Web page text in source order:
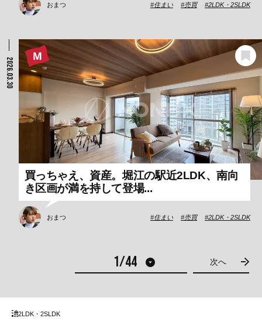
おまつ 住まい 売買 2LDK・2SLDK
2026.03.30
買っちゃえ、資産。堀江の駅近2LDK、南向
き区画が満を持して登場...
おまつ 住まい 売買 2LDK・2SLDK
次へ
2LDK・2SLDK